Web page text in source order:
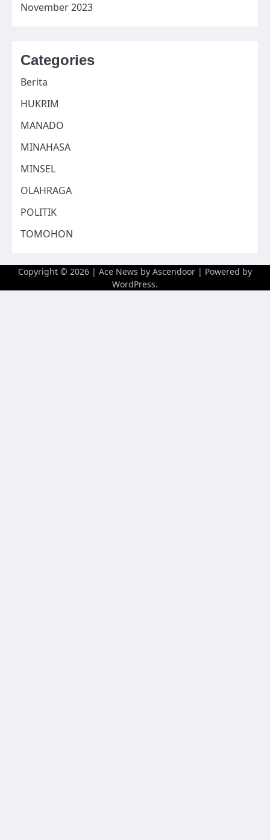
November 2023
Categories
Berita
HUKRIM
MANADO
MINAHASA
MINSEL
OLAHRAGA
POLITIK
TOMOHON
Copyright © 2026 | Ace News by Ascendoor | Powered by
WordPress.